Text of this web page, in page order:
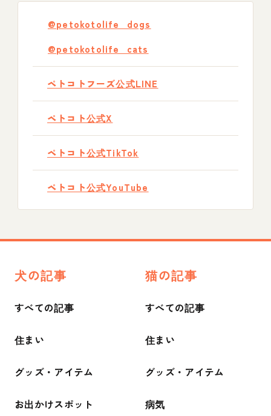
@petokotolife_dogs
@petokotolife_cats
ペトコトフーズ公式LINE
ペトコト公式X
ペトコト公式TikTok
ペトコト公式YouTube
犬の記事
すべての記事
住まい
グッズ・アイテム
お出かけスポット
猫の記事
すべての記事
住まい
グッズ・アイテム
病気